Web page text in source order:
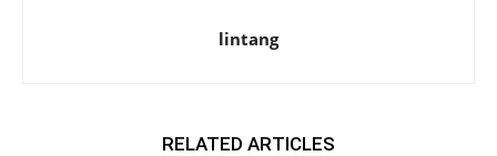
lintang
RELATED ARTICLES